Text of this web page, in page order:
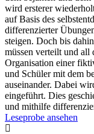
wird ersterer
auf Basis des
differenzierter
steigen. Doch bis
müssen verteilt und all
Organisation einer
und Schüler mit dem
auseinander. Dabei
eingeführt. Dies
und mithilfe
Leseprobe ansehen
